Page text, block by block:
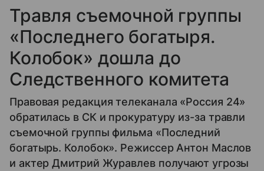
Травля съемочной группы
«Последнего богатыря.
Колобок» дошла до
Следственного комитета
Правовая редакция телеканала «Россия 24»
обратилась в СК и прокуратуру из-за травли
съемочной группы фильма «Последний
богатырь. Колобок». Режиссер Антон Маслов
и актер Дмитрий Журавлев получают угрозы